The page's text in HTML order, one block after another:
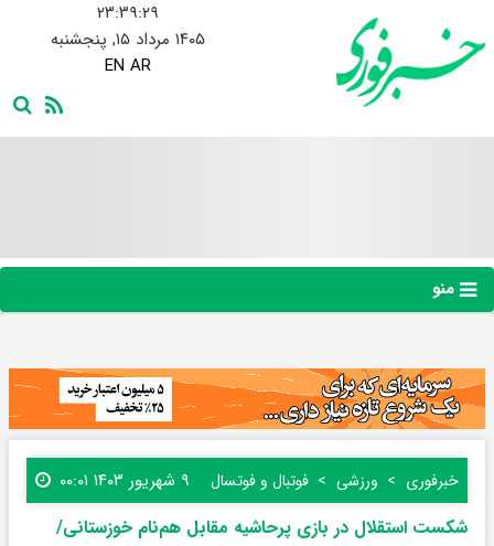
۲۳:۳۹:۳۰
۱۴۰۵ مرداد ۱۵, پنجشنبه
EN AR
منو
خبرفوری ورزشی فوتبال و فوتسال ۹ شهریور ۱۴۰۳ ۰۰:۰۱
شکست استقلال در بازی پرحاشیه مقابل هم‌نام خوزستانی/